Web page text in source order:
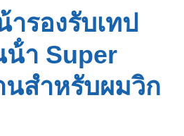
รองรับเทป
า Super
นสําหรับผมวิก